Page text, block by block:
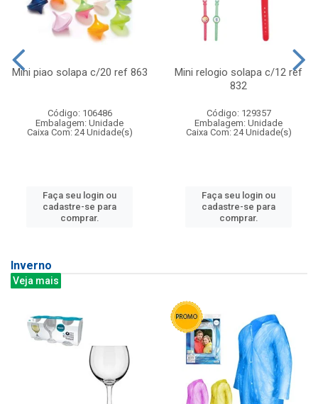
Mini piao solapa c/20 ref 863
Código: 106486
Embalagem: Unidade
Caixa Com: 24 Unidade(s)
Faça seu login ou
cadastre-se para
comprar.
Mini relogio solapa c/12 ref
832
Código: 129357
Embalagem: Unidade
Caixa Com: 24 Unidade(s)
Faça seu login ou
cadastre-se para
comprar.
Inverno
Veja mais